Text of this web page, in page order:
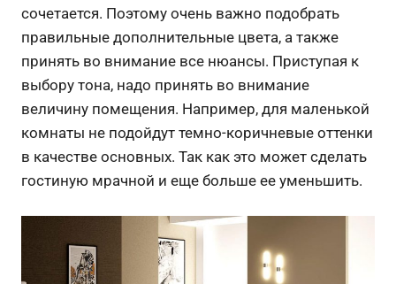
сочетается. Поэтому очень важно подобрать
правильные дополнительные цвета, а также
принять во внимание все нюансы. Приступая к
выбору тона, надо принять во внимание
величину помещения. Например, для маленькой
комнаты не подойдут темно-коричневые оттенки
в качестве основных. Так как это может сделать
гостиную мрачной и еще больше ее уменьшить.